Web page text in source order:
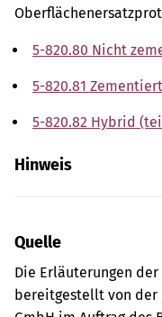
5-820.80 Nicht
5-820.81 Zementiert
5-820.82 Hybrid
Hinweis
Quelle
Die Erläuterungen der
bereitgestellt von der